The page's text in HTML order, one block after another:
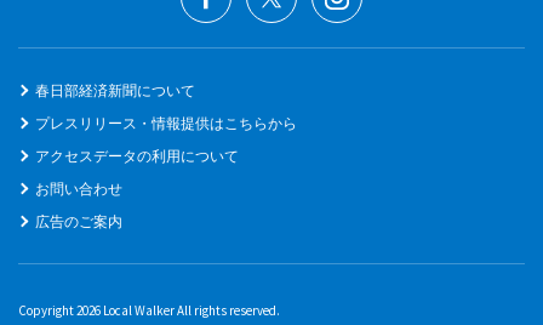
春日部経済新聞について
プレスリリース・情報提供はこちらから
アクセスデータの利用について
お問い合わせ
広告のご案内
Copyright 2026 Local Walker All rights reserved.